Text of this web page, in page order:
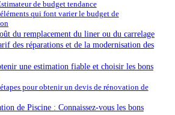
de budget tendance
qui font varier le budget de
du remplacement du liner ou du carrelage
des réparations et de la modernisation des
une estimation fiable et choisir les bons
pour obtenir un devis de rénovation de
de Piscine : Connaissez-vous les bons